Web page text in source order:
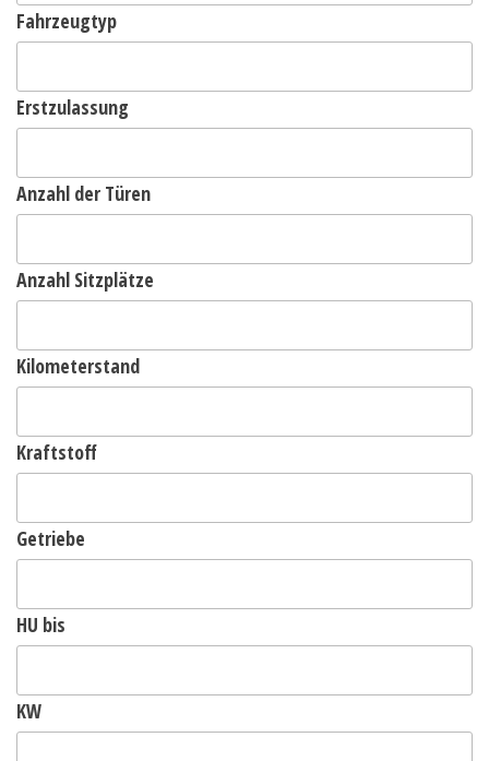
Fahrzeugtyp
Erstzulassung
Anzahl der Türen
Anzahl Sitzplätze
Kilometerstand
Kraftstoff
Getriebe
HU bis
KW